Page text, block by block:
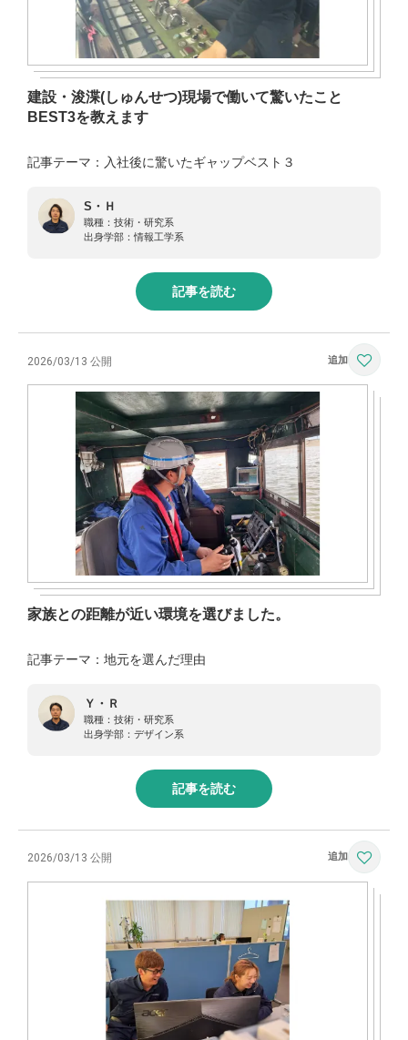
建設・浚渫(しゅんせつ)現場で働いて驚いたこと
BEST3を教えます
記事テーマ：入社後に驚いたギャップベスト３
S・Ｈ
職種： 技術・研究系
出身学部：情報工学系
記事を読む
2026/03/13 公開
家族との距離が近い環境を選びました。
記事テーマ：地元を選んだ理由
Ｙ・Ｒ
職種： 技術・研究系
出身学部： デザイン系
記事を読む
2026/03/13 公開